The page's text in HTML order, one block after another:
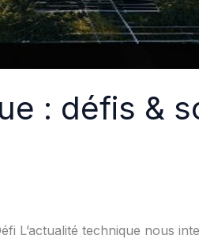
: défis &
L’actualité technique nous